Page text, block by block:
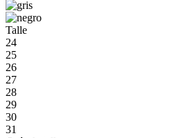
Talle
24
25
26
27
28
29
30
31